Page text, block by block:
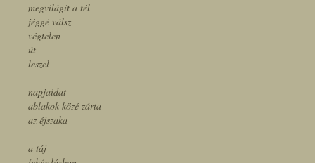
megvilágít a tél
jéggé válsz
végtelen
út
leszel
napjaidat
ablakok közé zárta
az éjszaka
a táj